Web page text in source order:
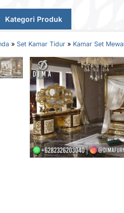
Kategori Produk
» Set Kamar Tidur » Kamar Set